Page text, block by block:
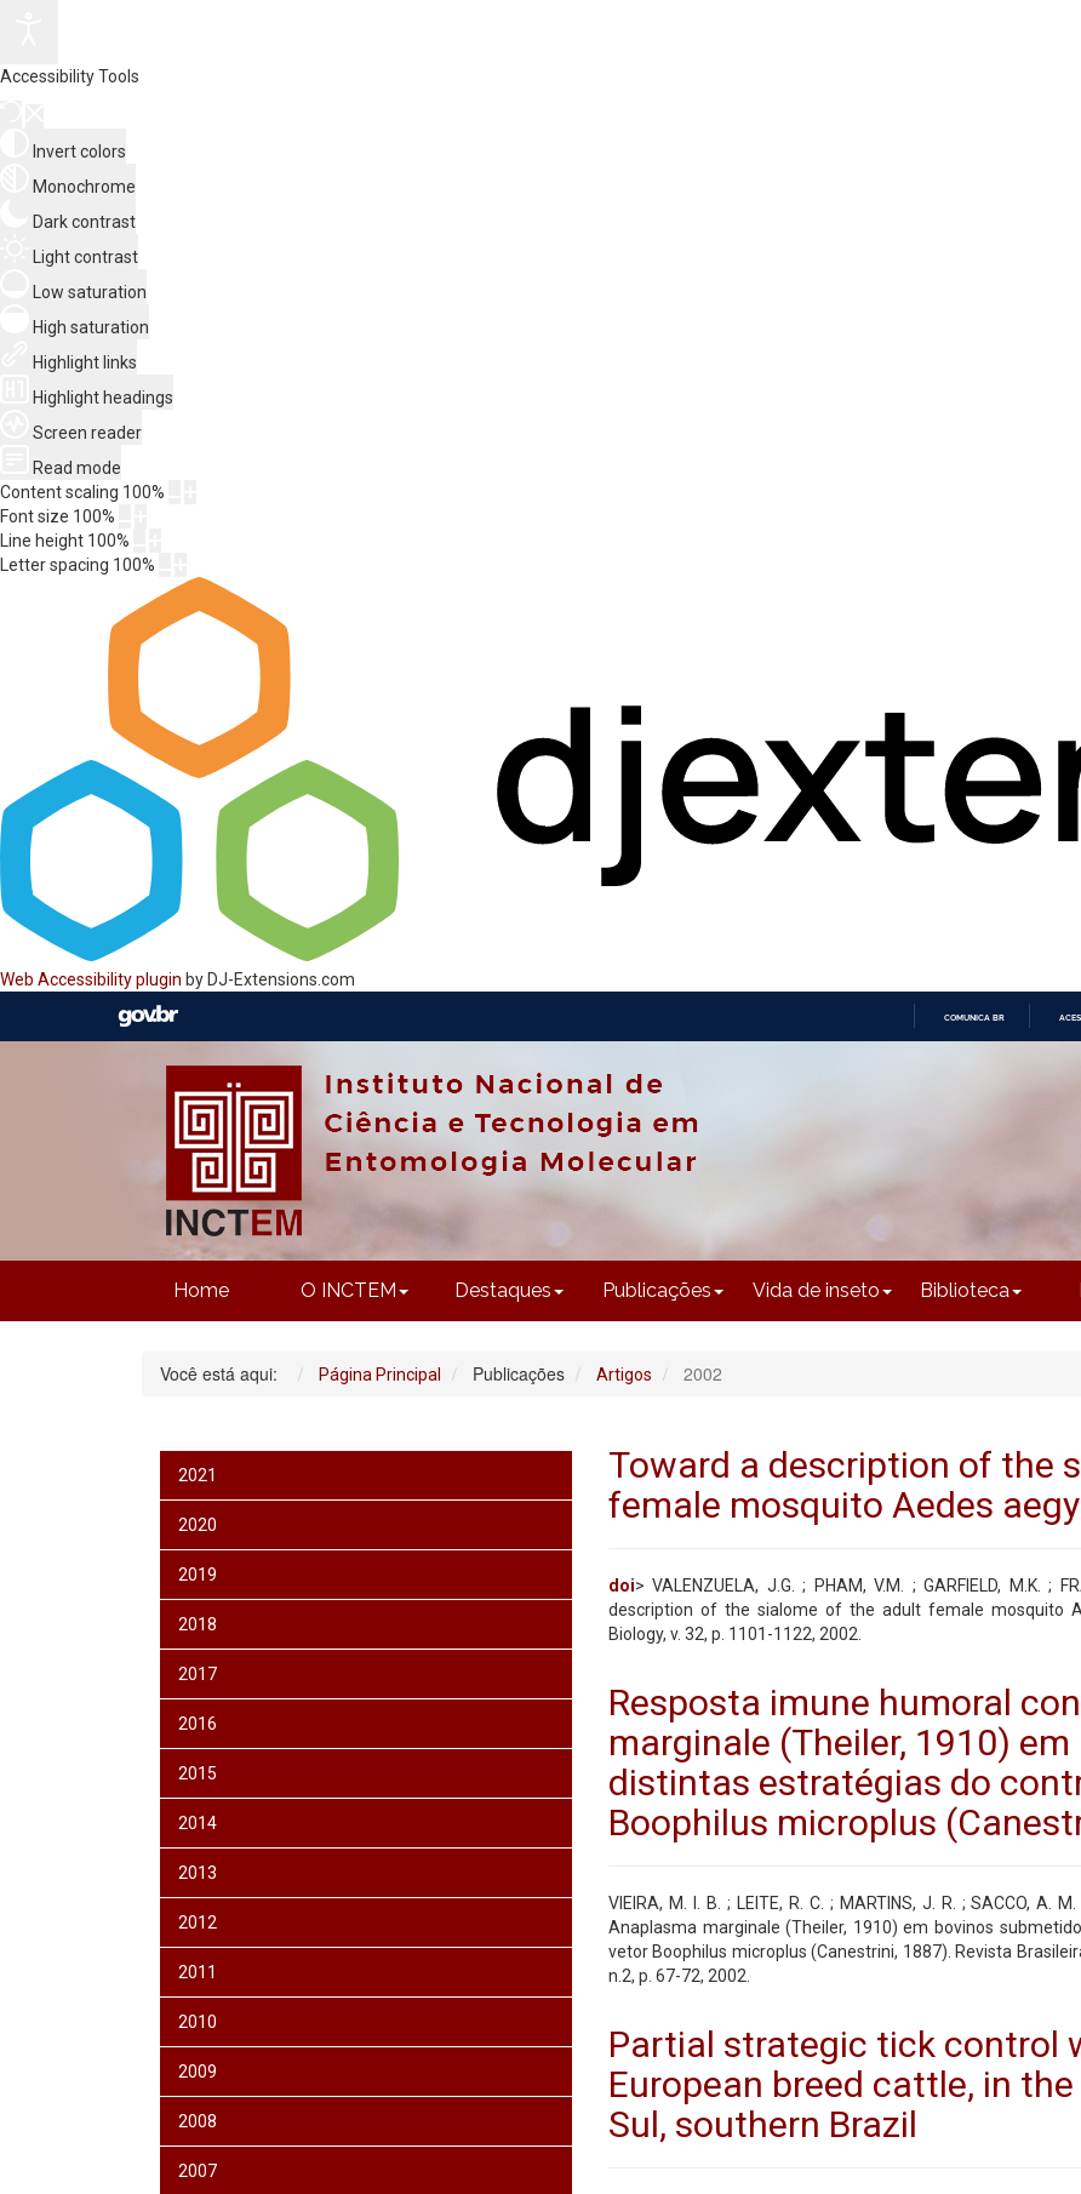
Accessibility Tools
Invert colors
Monochrome
Dark contrast
Light contrast
Low saturation
High saturation
Highlight links
Highlight headings
Screen reader
Read mode
Content scaling 100%
Font size 100%
Line height 100%
Letter spacing 100%
Web Accessibility plugin by DJ-Extensions.com
COMUNICA BR
Home O INCTEM Destaques Publicações Vida de inseto Biblioteca
Você está aqui: Página Principal Publicações Artigos 2002
2021
2020
2019
2018
2017
2016
2015
2014
2013
2012
2011
2010
2009
2008
2007
Toward a description of the
female mosquito Aedes
doi> VALENZUELA, J.G. ; PHAM, V.M. ; GARFIELD, M.K. ;
description of the sialome of the adult female mosquito
Biology, v. 32, p. 1101-1122, 2002.
Resposta imune humoral
marginale (Theiler, 1910)
distintas estratégias do
Boophilus microplus
VIEIRA, M. I. B. ; LEITE, R. C. ; MARTINS, J. R. ; SACCO, A.
Anaplasma marginale (Theiler, 1910) em bovinos
vetor Boophilus microplus (Canestrini, 1887). Revista
n.2, p. 67-72, 2002.
Partial strategic tick control
European breed cattle, in
Sul, southern Brazil